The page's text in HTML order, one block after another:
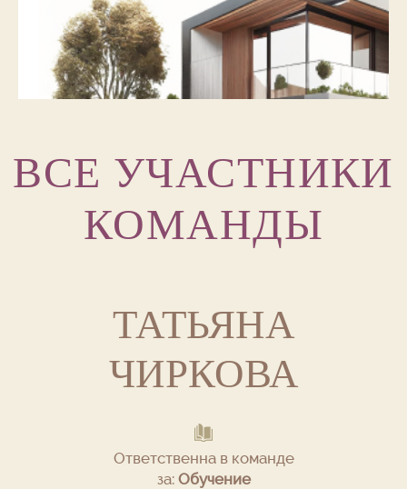
ВСЕ УЧАСТНИКИ
КОМАНДЫ
ТАТЬЯНА
ЧИРКОВА
Ответственна в команде
за: Обучение